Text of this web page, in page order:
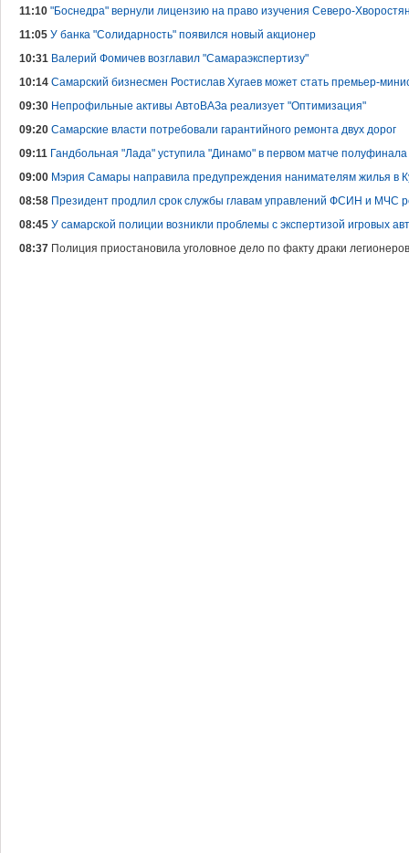
11:10 "Боснедра" вернули лицензию на право изучения Северо-
11:05 У банка "Солидарность" появился новый акционер
10:31 Валерий Фомичев возглавил "Самараэкспертизу"
10:14 Cамарский бизнесмен Ростислав Хугаев может стать премьер-
09:30 Непрофильные активы АвтоВАЗа реализует "Оптимизация"
09:20 Самарские власти потребовали гарантийного ремонта двух дорог
09:11 Гандбольная "Лада" уступила "Динамо" в первом матче
09:00 Мэрия Самары направила предупреждения нанимателям жилья в
08:58 Президент продлил срок службы главам управлений ФСИН и МЧС
08:45 У самарской полиции возникли проблемы с экспертизой игровых
08:37 Полиция приостановила уголовное дело по факту драки